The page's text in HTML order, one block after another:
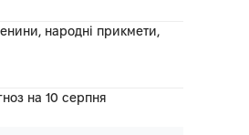
народні прикмети,
на 10 серпня